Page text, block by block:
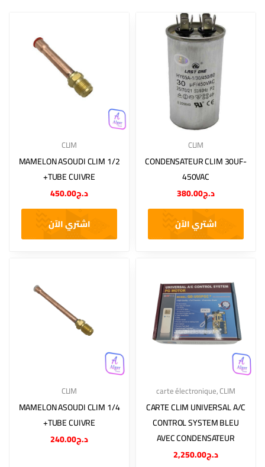
CLIM
MAMELON ASOUDI CLIM 1/2
+TUBE CUIVRE
د.ج450.00
اشتري الآن
CLIM
CONDENSATEUR CLIM 30UF-
450VAC
د.ج380.00
اشتري الآن
CLIM
MAMELON ASOUDI CLIM 1/4
+TUBE CUIVRE
د.ج240.00
carte électronique,CLIM
CARTE CLIM UNIVERSAL A/C
CONTROL SYSTEM BLEU
AVEC CONDENSATEUR
د.ج2,250.00